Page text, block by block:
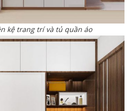
kệ trang trí và tủ quần áo